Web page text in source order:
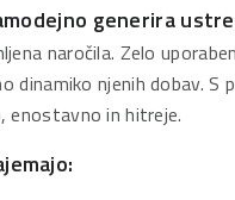
generira
naročila. Zelo
dinamiko njenih dobav.
in hitreje.